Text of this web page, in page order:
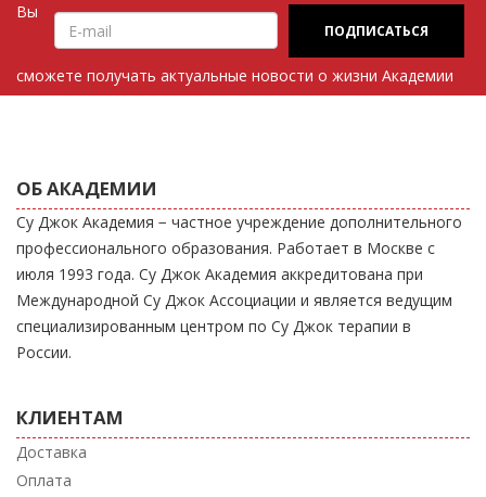
Вы
сможете получать актуальные новости о жизни Академии
ОБ АКАДЕМИИ
Су Джок Академия − частное учреждение дополнительного
профессионального образования. Работает в Москве с
июля 1993 года. Су Джок Академия аккредитована при
Международной Су Джок Ассоциации и является ведущим
специализированным центром по Су Джок терапии в
России.
КЛИЕНТАМ
Доставка
Оплата